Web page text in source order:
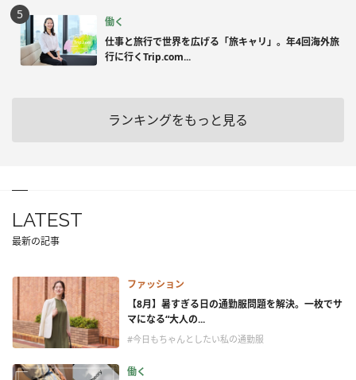
働く
仕事と旅行で世界を広げる「旅キャリ」。年4回海外旅
行に行くTrip.com...
ランキングをもっと見る
LATEST
最新の記事
ファッション
【8月】暑すぎる日の通勤服問題を解決。一枚でサ
マになる“大人の...
#今日もちゃんとしたい私の通勤服
働く